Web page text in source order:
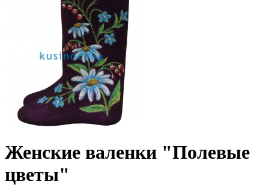
Женские валенки "Полевые
цветы"